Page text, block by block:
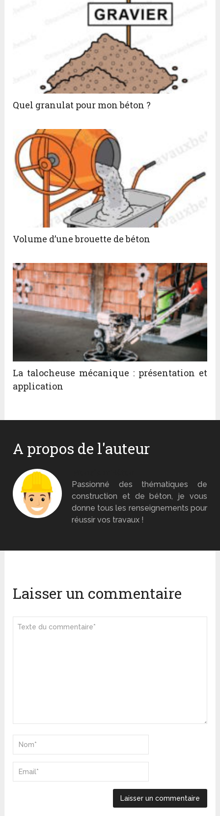
Quel granulat pour mon béton ?
Volume d’une brouette de béton
La talocheuse mécanique : présentation et
application
A propos de l'auteur
Passionné des thématiques de
construction et de béton, je vous
donne tous les renseignements pour
réussir vos travaux !
Laisser un commentaire